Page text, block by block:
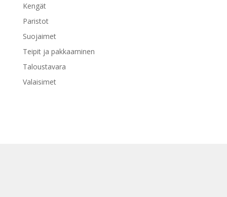
Kengät
Paristot
Suojaimet
Teipit ja pakkaaminen
Taloustavara
Valaisimet